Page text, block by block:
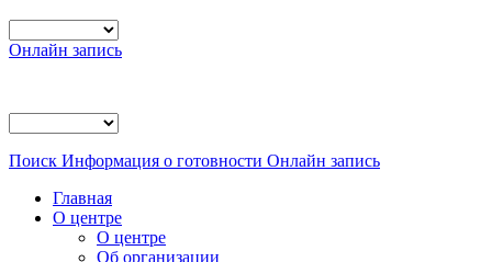
Онлайн запись
Поиск Информация о готовности Онлайн запись
Главная
О центре
О центре
Об организации